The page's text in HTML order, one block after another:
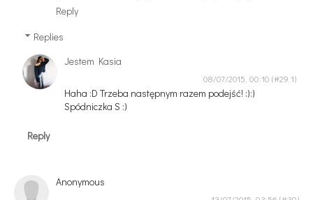
Reply
Replies
Jestem Kasia
08/07/2015, 00:10
Haha :D Trzeba następnym razem podejść! :):)
Spódniczka S :)
Reply
Anonymous